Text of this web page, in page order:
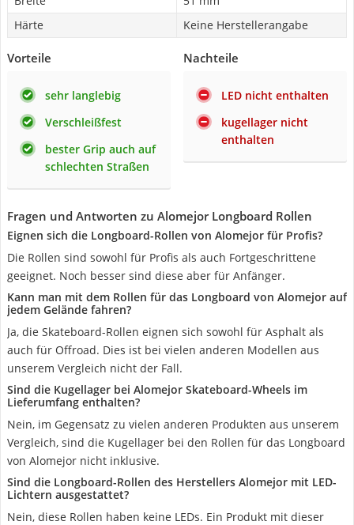
Härte
Keine Herstellerangabe
Vorteile
sehr langlebig
Verschleißfest
bester Grip auch auf
schlechten Straßen
Nachteile
LED nicht enthalten
kugellager nicht
enthalten
Fragen und Antworten zu Alomejor Longboard Rollen
Eignen sich die Longboard-Rollen von Alomejor für Profis?
Die Rollen sind sowohl für Profis als auch Fortgeschrittene
geeignet. Noch besser sind diese aber für Anfänger.
Kann man mit dem Rollen für das Longboard von Alomejor auf
jedem Gelände fahren?
Ja, die Skateboard-Rollen eignen sich sowohl für Asphalt als
auch für Offroad. Dies ist bei vielen anderen Modellen aus
unserem Vergleich nicht der Fall.
Sind die Kugellager bei Alomejor Skateboard-Wheels im
Lieferumfang enthalten?
Nein, im Gegensatz zu vielen anderen Produkten aus unserem
Vergleich, sind die Kugellager bei den Rollen für das Longboard
von Alomejor nicht inklusive.
Sind die Longboard-Rollen des Herstellers Alomejor mit LED-
Lichtern ausgestattet?
Nein, diese Rollen haben keine LEDs. Ein Produkt mit dieser